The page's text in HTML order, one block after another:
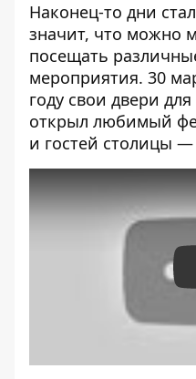
Наконец-то дни
значит, что можно
посещать
мероприятия. 30
году свои двери
открыл любимый
и гостей столицы —